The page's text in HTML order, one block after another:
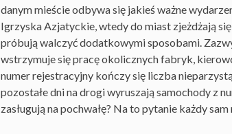
danym mieście odbywa się jakieś ważne
Igrzyska Azjatyckie, wtedy do miast zjeżdżają
próbują walczyć dodatkowymi sposobami.
wstrzymuje się pracę okolicznych fabryk,
numer rejestracyjny kończy się liczba
pozostałe dni na drogi wyruszają samochody z
zasługują na pochwałę? Na to pytanie każdy